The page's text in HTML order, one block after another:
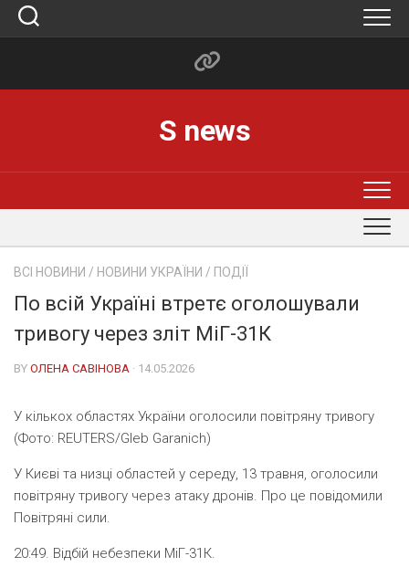
Skip
S news
ВСІ НОВИНИ / НОВИНИ УКРАЇНИ / ПОДІЇ
По всій Україні втретє оголошували
тривогу через зліт МіГ-31К
BY ОЛЕНА САВІНОВА · 14.05.2026
У кількох областях України оголосили повітряну тривогу
(Фото: REUTERS/Gleb Garanich)
У Києві та низці областей у середу, 13 травня, оголосили
повітряну тривогу через атаку дронів. Про це повідомили
Повітряні сили.
20:49. Відбій небезпеки МіГ-31К.